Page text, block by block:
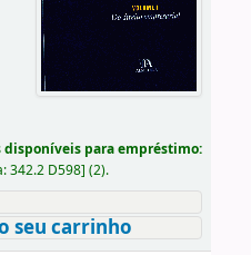
para empréstimo:
342.2 D598] (2).
seu carrinho